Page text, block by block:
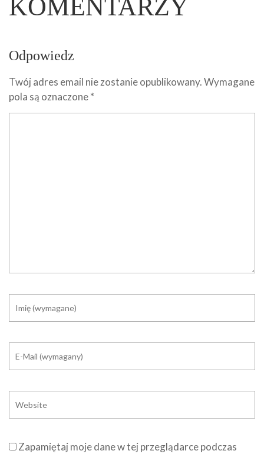
KOMENTARZY
Odpowiedz
Twój adres email nie zostanie opublikowany.Wymagane
pola są oznaczone*
Zapamiętaj moje dane w tej przeglądarce podczas